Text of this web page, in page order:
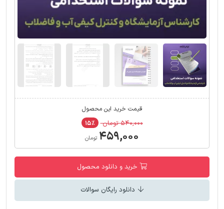
قیمت خرید این محصول
۵۴۰,۰۰۰ تومان ۱۵٪
۴۵۹,۰۰۰ تومان
خرید و دانلود محصول
دانلود رایگان سوالات